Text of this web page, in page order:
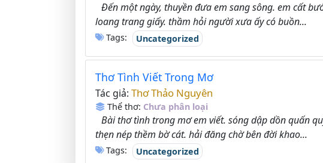
Đến một ngày, thuyền đưa em sang sông. em cất
loang trang giấy. thầm hỏi người xưa ấy có buồn...
Tags: Uncategorized
Thơ Tình Viết Trong Mơ
Tác giả: Thơ Thảo Nguyên
Thể thơ: Chưa phân loại
Bài thơ tình trong mơ em viết. sóng dập dồn quấn
thẹn nép thềm bờ cát. hải đăng chờ bên đời khao...
Tags: Uncategorized